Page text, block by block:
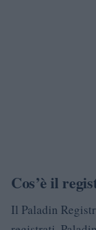
Cos’è il
Il Paladin